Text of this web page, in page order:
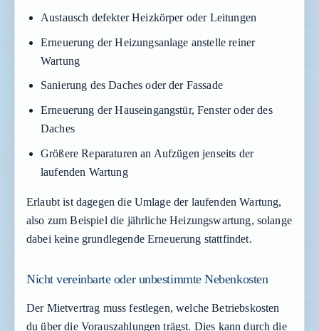
Austausch defekter Heizkörper oder Leitungen
Erneuerung der Heizungsanlage anstelle reiner
Wartung
Sanierung des Daches oder der Fassade
Erneuerung der Hauseingangstür, Fenster oder des
Daches
Größere Reparaturen an Aufzügen jenseits der
laufenden Wartung
Erlaubt ist dagegen die Umlage der laufenden Wartung,
also zum Beispiel die jährliche Heizungswartung, solange
dabei keine grundlegende Erneuerung stattfindet.
Nicht vereinbarte oder unbestimmte Nebenkosten
Der Mietvertrag muss festlegen, welche Betriebskosten
du über die Vorauszahlungen trägst. Dies kann durch die